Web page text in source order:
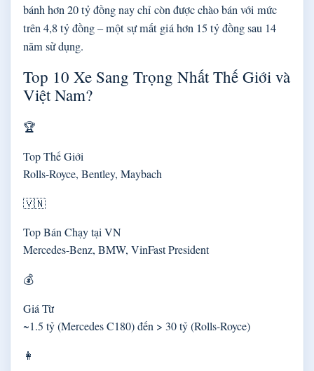
bánh hơn 20 tỷ đồng nay chỉ còn được chào bán với mức
trên 4,8 tỷ đồng – một sự mất giá hơn 15 tỷ đồng sau 14
năm sử dụng.
Top 10 Xe Sang Trọng Nhất Thế Giới và
Việt Nam?
🏆
Top Thế Giới
Rolls-Royce, Bentley, Maybach
🇻🇳
Top Bán Chạy tại VN
Mercedes-Benz, BMW, VinFast President
💰
Giá Từ
~1.5 tỷ (Mercedes C180) đến > 30 tỷ (Rolls-Royce)
👩